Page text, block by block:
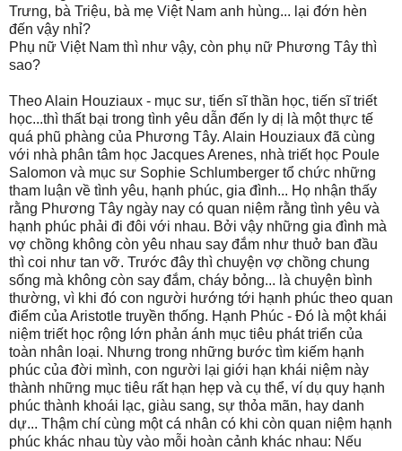
Trưng, bà Triệu, bà mẹ Việt Nam anh hùng... lại đớn hèn
đến vậy nhỉ?
Phụ nữ Việt Nam thì như vậy, còn phụ nữ Phương Tây thì
sao?
Theo Alain Houziaux - mục sư, tiến sĩ thần học, tiến sĩ triết
học...thì thất bại trong tình yêu dẫn đến ly dị là một thực tế
quá phũ phàng của Phương Tây. Alain Houziaux đã cùng
với nhà phân tâm học Jacques Arenes, nhà triết học Poule
Salomon và mục sư Sophie Schlumberger tổ chức những
tham luận về tình yêu, hạnh phúc, gia đình... Họ nhận thấy
rằng Phương Tây ngày nay có quan niệm rằng tình yêu và
hạnh phúc phải đi đôi với nhau. Bởi vậy những gia đình mà
vợ chồng không còn yêu nhau say đắm như thuở ban đầu
thì coi như tan vỡ. Trước đây thì chuyện vợ chồng chung
sống mà không còn say đắm, cháy bỏng... là chuyện bình
thường, vì khi đó con người hướng tới hạnh phúc theo quan
điểm của Aristotle truyền thống. Hạnh Phúc - Đó là một khái
niệm triết học rộng lớn phản ánh mục tiêu phát triển của
toàn nhân loại. Nhưng trong những bước tìm kiếm hạnh
phúc của đời mình, con người lại giới hạn khái niệm này
thành những mục tiêu rất hạn hẹp và cụ thể, ví dụ quy hạnh
phúc thành khoái lạc, giàu sang, sự thỏa mãn, hay danh
dự... Thậm chí cùng một cá nhân có khi còn quan niệm hạnh
phúc khác nhau tùy vào mỗi hoàn cảnh khác nhau: Nếu